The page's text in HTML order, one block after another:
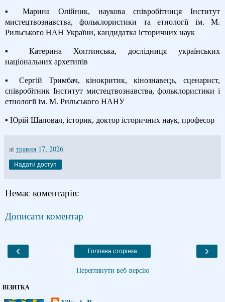
▪ Марина Олійник, наукова співробітниця Інститут
мистецтвознавства, фольклористики та етнології ім. М.
Рильського НАН України, кандидатка історичних наук
▪ Катерина Хоптинська, дослідниця українських
національних архетипів
▪ Сергій Тримбач, кінокритик, кінознавець, сценарист,
співробітник Інститут мистецтвознавства, фольклористики і
етнології ім. М. Рильського НАНУ
▪ Юрій Шаповал, історик, доктор історичних наук, професор
at травня 17, 2026
Надати доступ
Немає коментарів:
Дописати коментар
‹ ›
Головна сторінка
Переглянути веб-версію
ВІЗИТКА